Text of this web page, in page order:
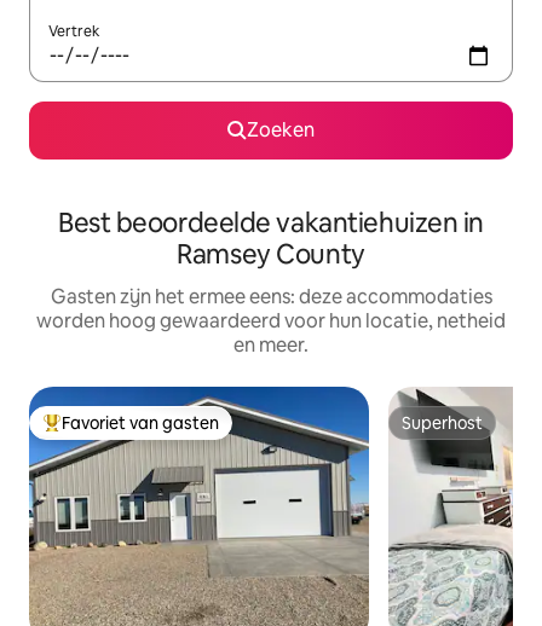
Vertrek
Zoeken
Best beoordeelde vakantiehuizen in
Ramsey County
Gasten zijn het ermee eens: deze accommodaties
worden hoog gewaardeerd voor hun locatie, netheid
en meer.
Topfavoriet van gasten
Favoriet van gasten Superhost
Superhost